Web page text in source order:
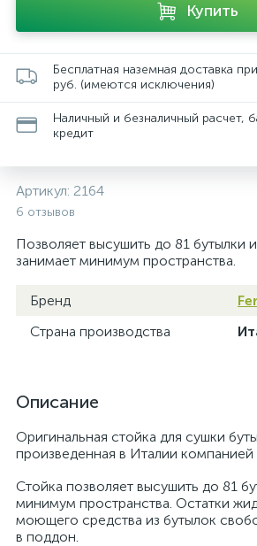
Купить
Бесплатная наземная доставка
руб. (имеются исключения)
Наличный и безналичный расчет,
кредит
Артикул: 2164
6 отзывов
Позволяет высушить до 81 бутылки
занимает минимум пространства.
Бренд
Страна производства
Описание
Оригинальная стойка для сушки
произведенная в Италии компанией
Стойка позволяет высушить до 81
минимум пространства. Остатки
моющего средства из бутылок
в поддон.